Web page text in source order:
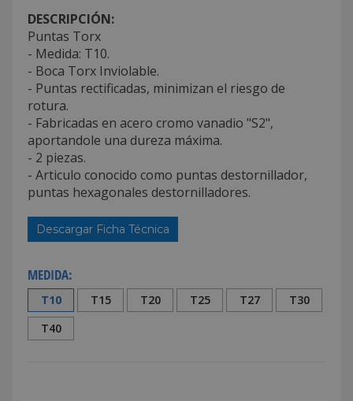
DESCRIPCIÓN:
Puntas Torx
- Medida: T10.
- Boca Torx Inviolable.
- Puntas rectificadas, minimizan el riesgo de
rotura.
- Fabricadas en acero cromo vanadio "S2",
aportandole una dureza máxima.
- 2 piezas.
- Articulo conocido como puntas destornillador,
puntas hexagonales destornilladores.
Descargar Ficha Técnica
MEDIDA:
T10 T15 T20 T25 T27
T30
T40